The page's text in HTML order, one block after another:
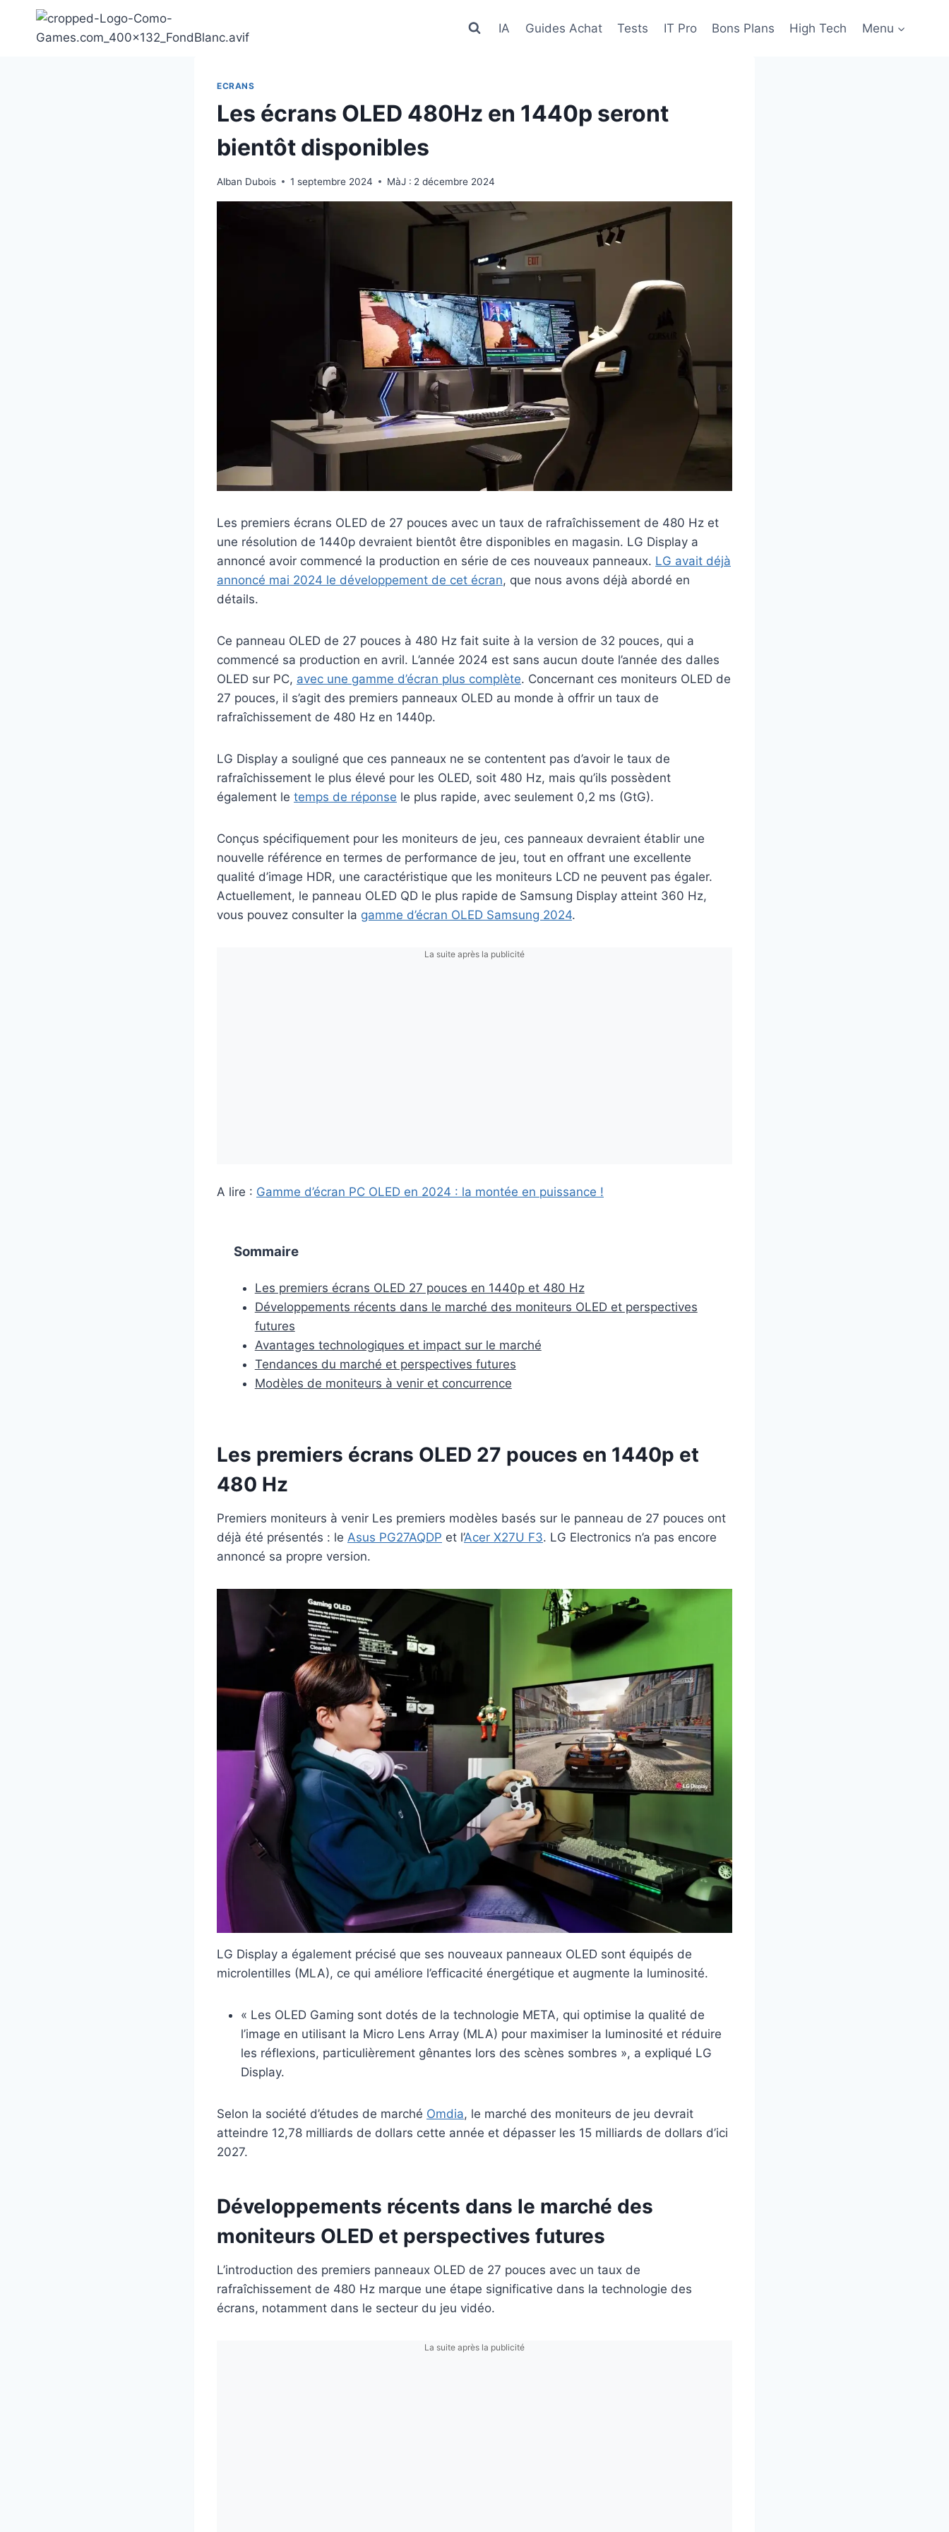
contenu
IA Guides Achat Tests IT Pro Bons Plans High Tech Menu
ECRANS
Les écrans OLED 480Hz en 1440p seront
bientôt disponibles
Alban Dubois 1 septembre 2024 MàJ : 2 décembre 2024
Les premiers écrans OLED de 27 pouces avec un taux de rafraîchissement de 480 Hz et
une résolution de 1440p devraient bientôt être disponibles en magasin. LG Display a
annoncé avoir commencé la production en série de ces nouveaux panneaux. LG avait déjà
annoncé mai 2024 le développement de cet écran, que nous avons déjà abordé en
détails.
Ce panneau OLED de 27 pouces à 480 Hz fait suite à la version de 32 pouces, qui a
commencé sa production en avril. L’année 2024 est sans aucun doute l’année des dalles
OLED sur PC, avec une gamme d’écran plus complète. Concernant ces moniteurs OLED de
27 pouces, il s’agit des premiers panneaux OLED au monde à offrir un taux de
rafraîchissement de 480 Hz en 1440p.
LG Display a souligné que ces panneaux ne se contentent pas d’avoir le taux de
rafraîchissement le plus élevé pour les OLED, soit 480 Hz, mais qu’ils possèdent
également le temps de réponse le plus rapide, avec seulement 0,2 ms (GtG).
Conçus spécifiquement pour les moniteurs de jeu, ces panneaux devraient établir une
nouvelle référence en termes de performance de jeu, tout en offrant une excellente
qualité d’image HDR, une caractéristique que les moniteurs LCD ne peuvent pas égaler.
Actuellement, le panneau OLED QD le plus rapide de Samsung Display atteint 360 Hz,
vous pouvez consulter la gamme d’écran OLED Samsung 2024.
La suite après la publicité
A lire : Gamme d’écran PC OLED en 2024 : la montée en puissance !
Sommaire
Les premiers écrans OLED 27 pouces en 1440p et 480 Hz
Développements récents dans le marché des moniteurs OLED et perspectives
futures
Avantages technologiques et impact sur le marché
Tendances du marché et perspectives futures
Modèles de moniteurs à venir et concurrence
Les premiers écrans OLED 27 pouces en 1440p et
480 Hz
Premiers moniteurs à venir Les premiers modèles basés sur le panneau de 27 pouces ont
déjà été présentés : le Asus PG27AQDP et l’Acer X27U F3. LG Electronics n’a pas encore
annoncé sa propre version.
LG Display a également précisé que ses nouveaux panneaux OLED sont équipés de
microlentilles (MLA), ce qui améliore l’efficacité énergétique et augmente la luminosité.
« Les OLED Gaming sont dotés de la technologie META, qui optimise la qualité de
l’image en utilisant la Micro Lens Array (MLA) pour maximiser la luminosité et réduire
les réflexions, particulièrement gênantes lors des scènes sombres », a expliqué LG
Display.
Selon la société d’études de marché Omdia, le marché des moniteurs de jeu devrait
atteindre 12,78 milliards de dollars cette année et dépasser les 15 milliards de dollars d’ici
2027.
Développements récents dans le marché des
moniteurs OLED et perspectives futures
L’introduction des premiers panneaux OLED de 27 pouces avec un taux de
rafraîchissement de 480 Hz marque une étape significative dans la technologie des
écrans, notamment dans le secteur du jeu vidéo.
La suite après la publicité